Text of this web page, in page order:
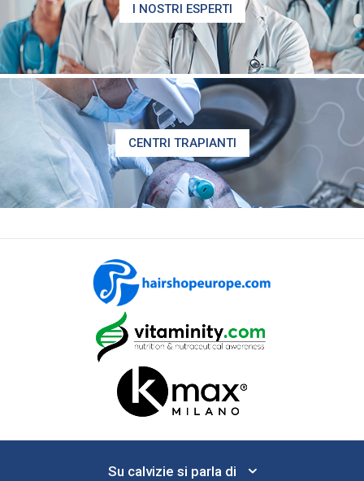
I NOSTRI ESPERTI
CENTRI TRAPIANTI
Su calvizie si parla di